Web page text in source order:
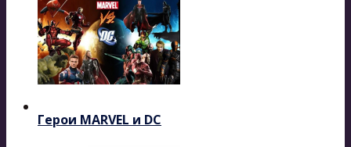
Герои MARVEL и DC